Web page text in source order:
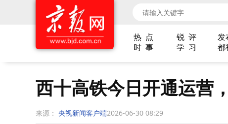
热 点 锐 评 发
时 事
学 习 都
西十高铁今日开通运营
来源： 央视新闻客户端2026-06-30 08:29